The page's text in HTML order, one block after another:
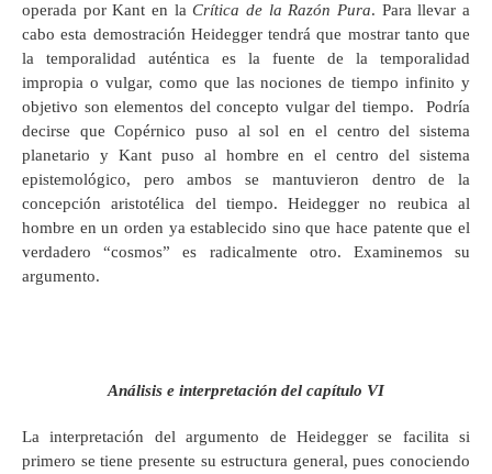
operada por Kant en laCrítica de la Razón Pura. Para llevar a
cabo esta demostración Heidegger tendrá que mostrar tanto que
la temporalidad auténtica es la fuente de la temporalidad
impropia o vulgar, como que las nociones de tiempo infinito y
objetivo son elementos del concepto vulgar del tiempo. Podría
decirse que Copérnico puso al sol en el centro del sistema
planetario y Kant puso al hombre en el centro del sistema
epistemológico, pero ambos se mantuvieron dentro de la
concepción aristotélica del tiempo. Heidegger no reubica al
hombre en un orden ya establecido sino que hace patente que el
verdadero “cosmos” es radicalmente otro. Examinemos su
argumento.
Análisis e interpretación del capítulo VI
La interpretación del argumento de Heidegger se facilita si
primero se tiene presente su estructura general, pues conociendo